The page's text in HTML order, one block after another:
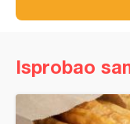
Isprobao